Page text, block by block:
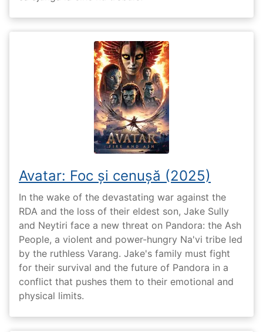
Avatar: Foc și cenușă (2025)
In the wake of the devastating war against the
RDA and the loss of their eldest son, Jake Sully
and Neytiri face a new threat on Pandora: the Ash
People, a violent and power-hungry Na'vi tribe led
by the ruthless Varang. Jake's family must fight
for their survival and the future of Pandora in a
conflict that pushes them to their emotional and
physical limits.